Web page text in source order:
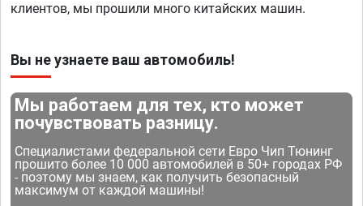
клиентов, мы прошили много китайских машин.
Вы не узнаете ваш автомобиль!
Мы работаем для тех, кто может
почувствовать разницу.
Специалистами федеральной сети Евро Чип Тюнинг
прошито более 10 000 автомобилей в 50+ городах РФ
- поэтому мы знаем, как получить безопасный
максимум от каждой машины!